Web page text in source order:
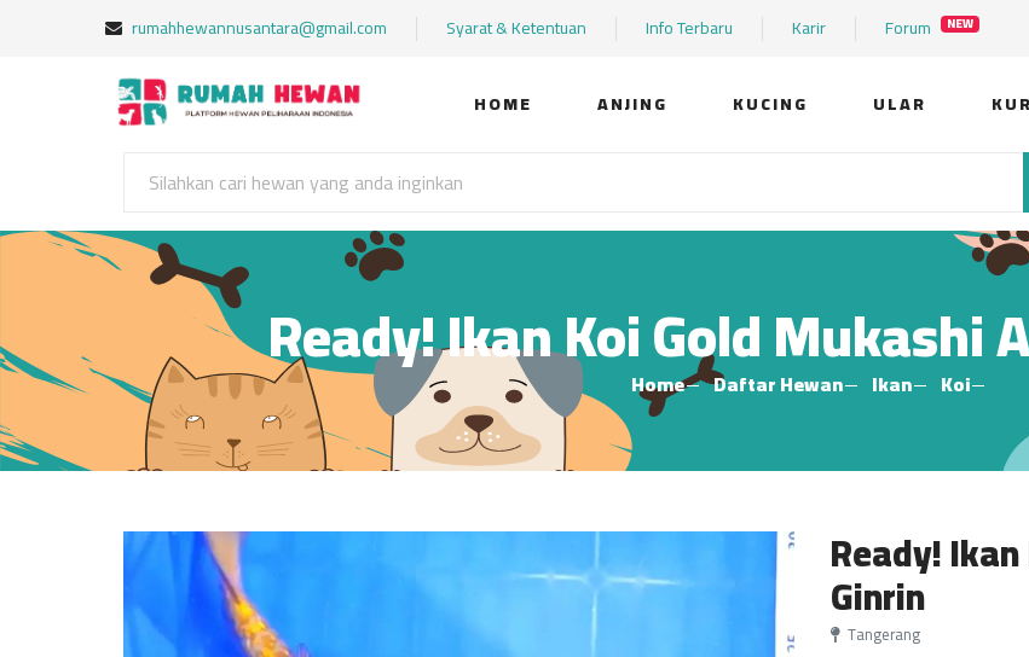
rumahhewannusantara@gmail.com Syarat & Ketentuan Info Terbaru Karir Forum NEW
HOME ANJING KUCING ULAR
Ready! Ikan Koi Gold Mukashi
Home Daftar Hewan Ikan Koi
Ready!
Ginrin
Tangerang